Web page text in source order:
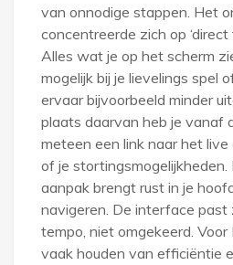
van onnodige stappen. Het
concentreerde zich op ‘direct
Alles wat je op het scherm
mogelijk bij je lievelings spel
ervaar bijvoorbeeld minder
plaats daarvan heb je vanaf
meteen een link naar het live
of je stortingsmogelijkheden.
aanpak brengt rust in je
navigeren. De interface past
tempo, niet omgekeerd. Voor
vaak houden van efficiëntie